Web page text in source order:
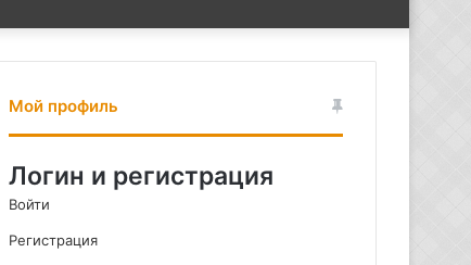
Мой профиль
Логин и регистрация
Войти
Регистрация